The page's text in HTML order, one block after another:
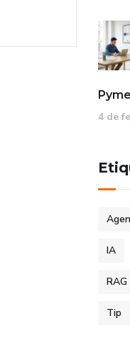
4 de
IA
RAG
Tip